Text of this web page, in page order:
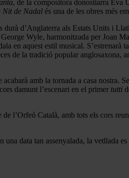
, de la compositora donostiarra Eva
Nit de Nadal és una de les obres més
d’Anglaterra als Estats Units i
Wyle, harmonitzada per Joan
en aquest estil musical. S’estrenarà
de la tradició popular
amb la tornada a casa nostra.
damunt l’escenari en el primer tutti
de l’Orfeó Català, amb tots els cors
data tan assenyalada, la vetllada